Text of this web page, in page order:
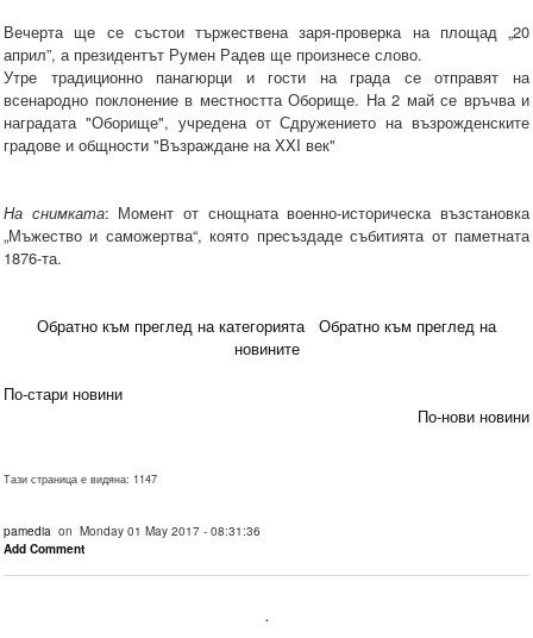
Вечерта ще се състои тържествена заря-проверка на площад „20
април”, а президентът Румен Радев ще произнесе слово.
Утре традиционно панагюрци и гости на града се отправят на
всенародно поклонение в местността Оборище. На 2 май се връчва и
наградата "Оборище", учредена от Сдружението на възрожденските
градове и общности "Възраждане на XXI век"
На снимката: Момент от снощната военно-историческа възстановка
„Мъжество и саможертва“, която пресъздаде събитията от паметната
1876-та.
Обратно към преглед на категорията
Обратно към преглед на
новините
По-стари новини
По-нови новини
Тази страница е видяна: 1147
pamedia on Monday 01 May 2017 - 08:31:36
Add Comment
.